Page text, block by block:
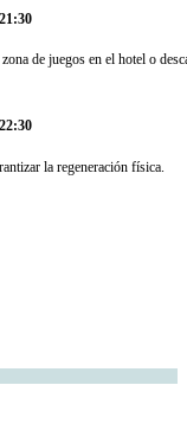
21:30
de juegos en el hotel o
22:30
la regeneración física.